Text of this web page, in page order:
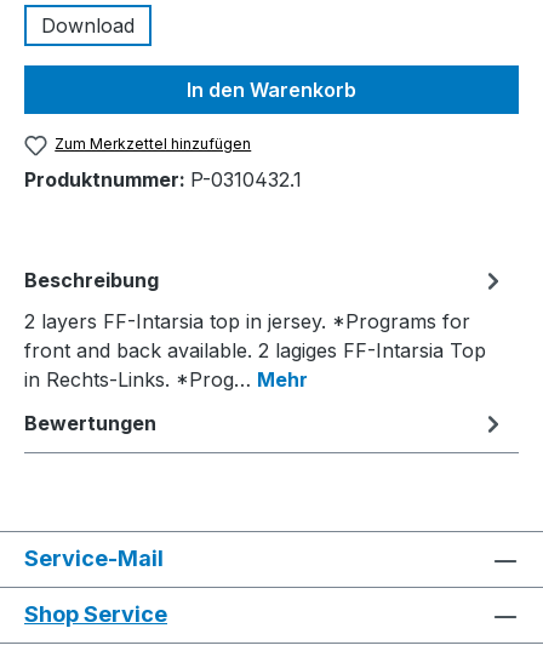
Download
In den Warenkorb
Zum Merkzettel hinzufügen
Produktnummer: P-0310432.1
Beschreibung
2 layers FF-Intarsia top in jersey. *Programs for
front and back available. 2 lagiges FF-Intarsia Top
in Rechts-Links. *Prog… Mehr
Bewertungen
Service-Mail
Shop Service